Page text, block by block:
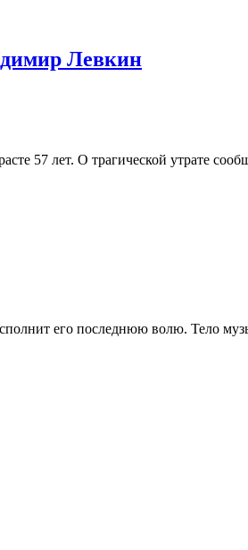
Левкин
57 лет. О трагической утрате
его последнюю волю. Тело